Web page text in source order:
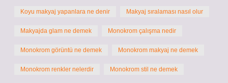
Koyu makyaj yapanlara ne denir Makyaj sıralaması nasıl olur
Makyajda glam ne demek Monokrom çalışma nedir
Monokrom görüntü ne demek Monokrom makyaj ne demek
Monokrom renkler nelerdir Monokrom stil ne demek